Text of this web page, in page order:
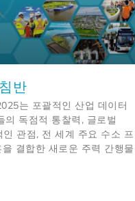
반
는 포괄적인 산업 데이터
의 독점적 통찰력, 글로벌
관점, 전 세계 주요 수소 프
결합한 새로운 주력 간행물